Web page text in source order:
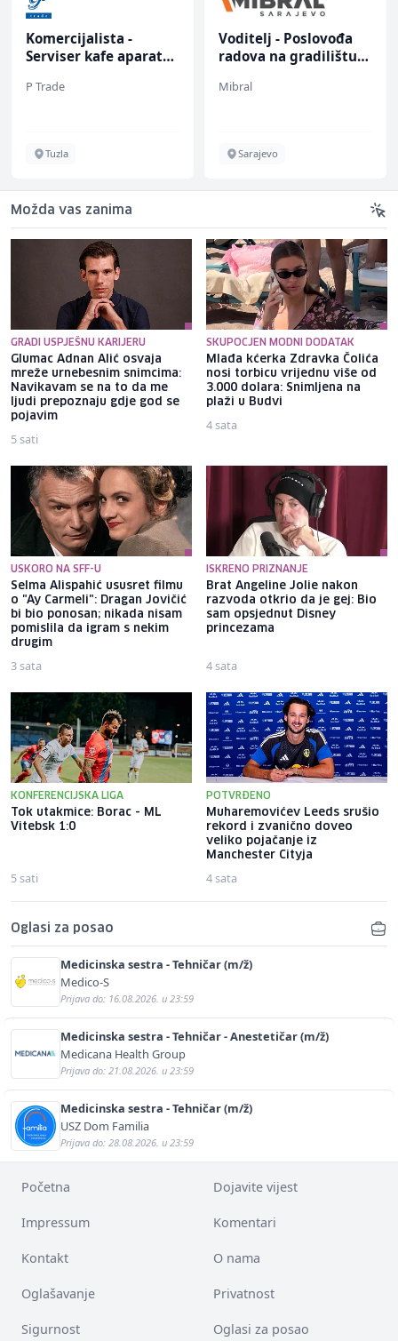
Komercijalista -
Serviser kafe aparata
P Trade
Tuzla
Voditelj - Poslovođa
radova na gradilištu
Mibral
Sarajevo
Možda vas zanima
GRADI USPJEŠNU KARIJERU
Glumac Adnan Alić osvaja
mreže urnebesnim snimcima:
Navikavam se na to da me
ljudi prepoznaju gdje god se
pojavim
5 sati
SKUPOCJEN MODNI DODATAK
Mlađa kćerka Zdravka Čolića
nosi torbicu vrijednu više od
3.000 dolara: Snimljena na
plaži u Budvi
4 sata
USKORO NA SFF-U
Selma Alispahić ususret filmu
o "Ay Carmeli": Dragan Jovičić
bi bio ponosan; nikada nisam
pomislila da igram s nekim
drugim
3 sata
ISKRENO PRIZNANJE
Brat Angeline Jolie nakon
razvoda otkrio da je gej: Bio
sam opsjednut Disney
princezama
4 sata
KONFERENCIJSKA LIGA
Tok utakmice: Borac - ML
Vitebsk 1:0
5 sati
POTVRĐENO
Muharemovićev Leeds srušio
rekord i zvanično doveo
veliko pojačanje iz
Manchester Cityja
4 sata
Oglasi za posao
Medicinska sestra - Tehničar (m/ž)
Medico-S
Prijava do: 16.08.2026. u 23:59
Medicinska sestra - Tehničar - Anestetičar (m/ž)
Medicana Health Group
Prijava do: 21.08.2026. u 23:59
Medicinska sestra - Tehničar (m/ž)
USZ Dom Familia
Prijava do: 28.08.2026. u 23:59
Početna Dojavite vijest
Impressum Komentari
Kontakt O nama
Oglašavanje Privatnost
Sigurnost Oglasi za posao